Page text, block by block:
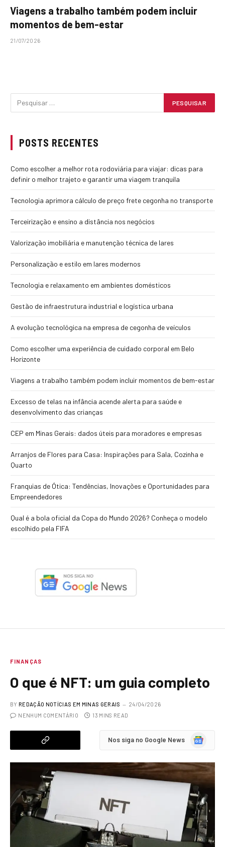
Viagens a trabalho também podem incluir
momentos de bem-estar
21/07/2026
POSTS RECENTES
Como escolher a melhor rota rodoviária para viajar: dicas para
definir o melhor trajeto e garantir uma viagem tranquila
Tecnologia aprimora cálculo de preço frete cegonha no transporte
Terceirização e ensino a distância nos negócios
Valorização imobiliária e manutenção técnica de lares
Personalização e estilo em lares modernos
Tecnologia e relaxamento em ambientes domésticos
Gestão de infraestrutura industrial e logística urbana
A evolução tecnológica na empresa de cegonha de veículos
Como escolher uma experiência de cuidado corporal em Belo
Horizonte
Viagens a trabalho também podem incluir momentos de bem-estar
Excesso de telas na infância acende alerta para saúde e
desenvolvimento das crianças
CEP em Minas Gerais: dados úteis para moradores e empresas
Arranjos de Flores para Casa: Inspirações para Sala, Cozinha e
Quarto
Franquias de Ótica: Tendências, Inovações e Oportunidades para
Empreendedores
Qual é a bola oficial da Copa do Mundo 2026? Conheça o modelo
escolhido pela FIFA
FINANÇAS
O que é NFT: um guia completo
BY REDAÇÃO NOTÍCIAS EM MINAS GERAIS
24/04/2026
NENHUM COMENTÁRIO
13 MINS READ
Nos siga no Google News
Google